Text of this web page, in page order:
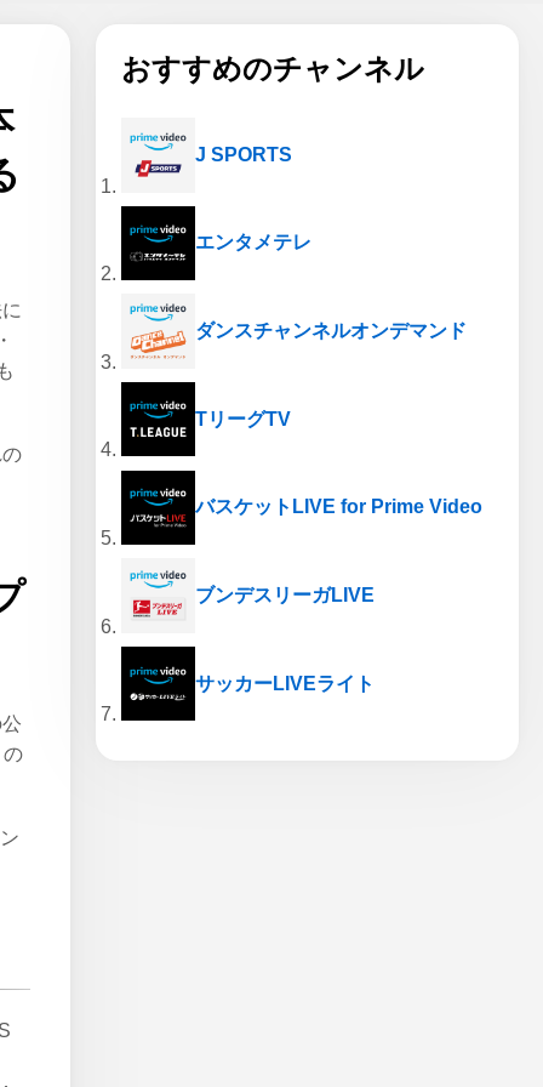
の
おすすめのチャンネル
J SPORTS
エンタメテレ
ダンスチャンネルオンデマンド
TリーグTV
バスケットLIVE for Prime Video
ブンデスリーガLIVE
サッカーLIVEライト